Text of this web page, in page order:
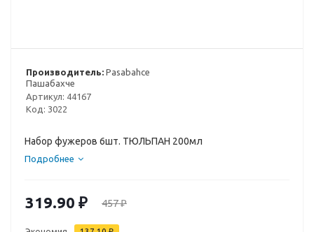
Производитель: Pasabahce
Пашабахче
Артикул: 44167
Код: 3022
Набор фужеров 6шт. ТЮЛЬПАН 200мл
Подробнее
319.90 ₽ 457₽